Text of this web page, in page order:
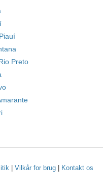
Preto
Vilkår for brug Kontakt os